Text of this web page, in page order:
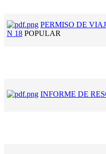
PERMISO DE
N 18 POPULAR
INFORME DE